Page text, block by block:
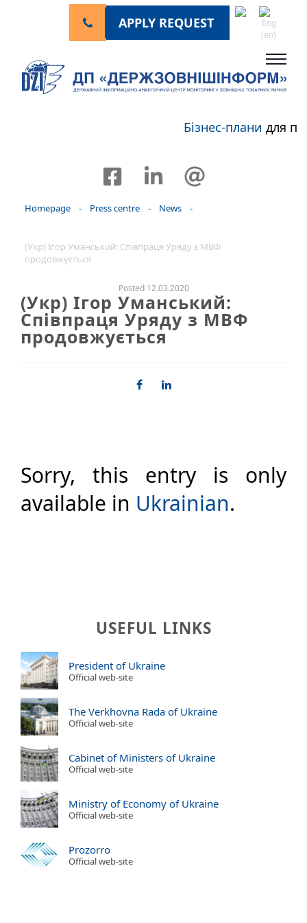
APPLY REQUEST
Бізнес-планидля
Homepage - Press centre - News -
(Укр) Ігор Уманський: Співпраця Уряду з МВФ
продовжується
Posted 12.03.2020
(Укр) Ігор Уманський:
Співпраця Уряду з МВФ
продовжується
Sorry, this entry is only
available in Ukrainian.
USEFUL LINKS
President of Ukraine
Official web-site
The Verkhovna Rada of Ukraine
Official web-site
Cabinet of Ministers of Ukraine
Official web-site
Ministry of Economy of Ukraine
Official web-site
Prozorro
Official web-site